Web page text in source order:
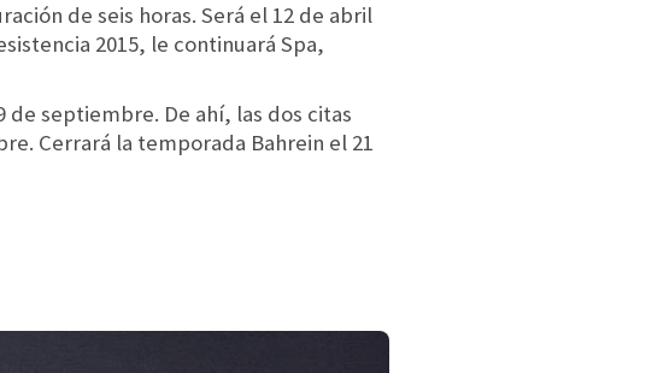
de seis horas. Será el 12 de abril
2015, le continuará Spa,
de septiembre. De ahí, las dos citas
Cerrará la temporada Bahrein el 21